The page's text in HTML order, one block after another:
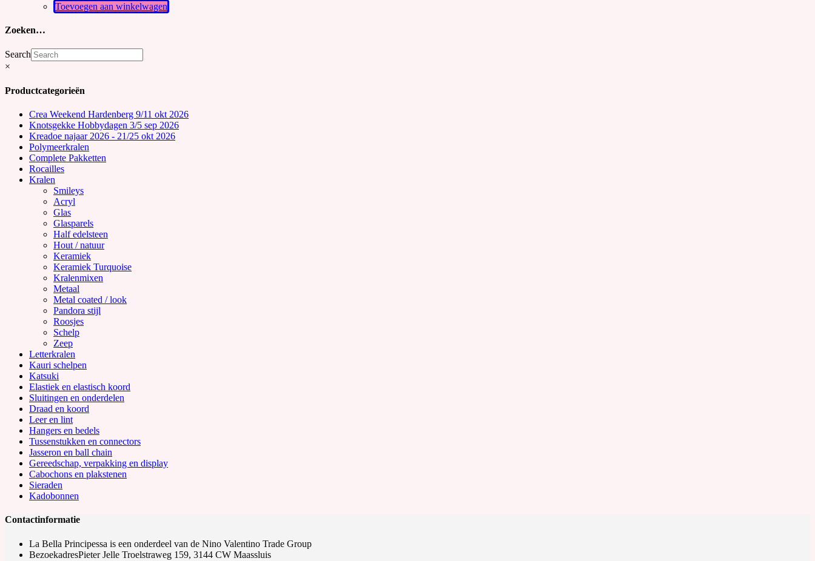
Toevoegen aan winkelwagen
Zoeken…
Search
×
Productcategorieën
Crea Weekend Hardenberg 9/11 okt 2026
Knotsgekke Hobbydagen 3/5 sep 2026
Kreadoe najaar 2026 - 21/25 okt 2026
Polymeerkralen
Complete Pakketten
Rocailles
Kralen
Smileys
Acryl
Glas
Glasparels
Half edelsteen
Hout / natuur
Keramiek
Keramiek Turquoise
Kralenmixen
Metaal
Metal coated / look
Pandora stijl
Roosjes
Schelp
Zeep
Letterkralen
Kauri schelpen
Katsuki
Elastiek en elastisch koord
Sluitingen en onderdelen
Draad en koord
Leer en lint
Hangers en bedels
Tussenstukken en connectors
Jasseron en ball chain
Gereedschap, verpakking en display
Cabochons en plakstenen
Sieraden
Kadobonnen
Contactinformatie
La Bella Principessa is een onderdeel van de Nino Valentino Trade Group
BezoekadresPieter Jelle Troelstraweg 159, 3144 CW Maassluis